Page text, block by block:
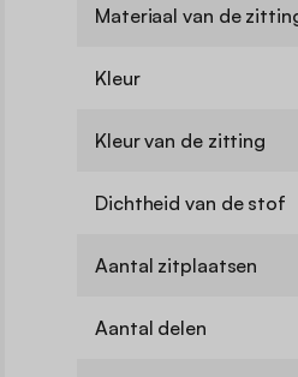
Materiaal van de
Kleur
Kleur van de zitting
Dichtheid van de stof
Aantal zitplaatsen
Aantal delen